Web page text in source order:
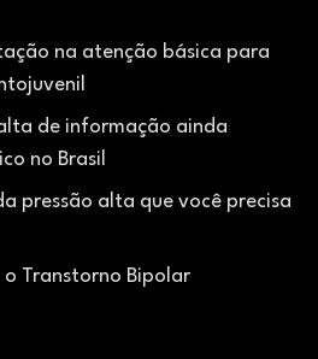
na atenção básica para
de informação ainda
no Brasil
pressão alta que você precisa
Transtorno Bipolar